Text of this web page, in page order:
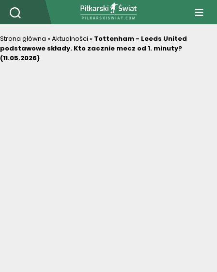
PiłkarskiSwiat.com
Strona główna »Aktualności » Tottenham - Leeds United
podstawowe składy. Kto zacznie mecz od 1. minuty?
(11.05.2026)